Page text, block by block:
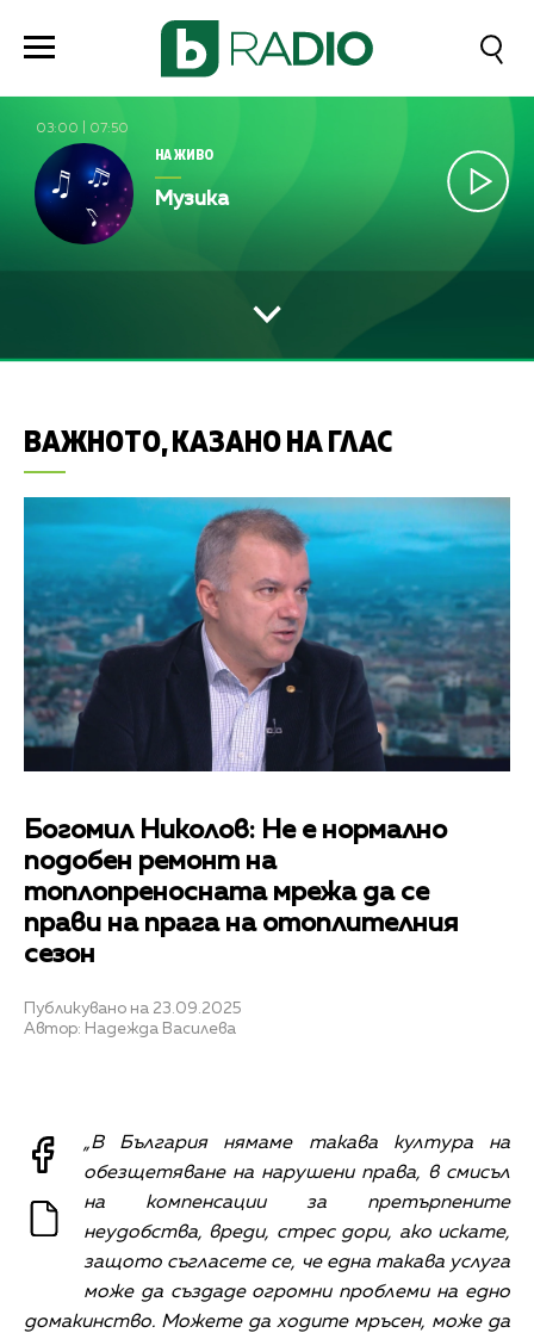
03:00 07:50
НА ЖИВО
Музика
ВАЖНОТО, КАЗАНО НА ГЛАС
Богомил Николов: Не е нормално
подобен ремонт на
топлопреносната мрежа да се
прави на прага на отоплителния
сезон
Публикувано на 23.09.2025
Автор: Надежда Василева
„В България нямаме такава култура на
обезщетяване на нарушени права, в смисъл
на компенсации за претърпените
неудобства, вреди, стрес дори, ако искате,
защото съгласете се, че една такава услуга
може да създаде огромни проблеми на едно
домакинство. Можете да ходите мръсен, може да